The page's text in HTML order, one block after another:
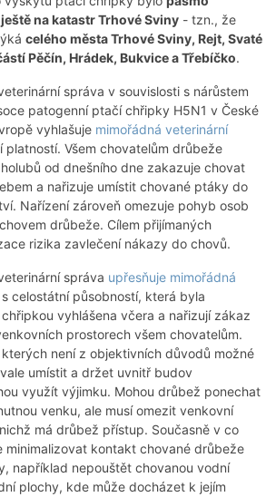
na katastr Trhové Sviny - tzn., že
celého města Trhové Sviny, Rejt, Svaté
Pěčín, Hrádek, Bukvice a Třebíčko.
správa v souvislosti s nárůstem
patogenní ptačí chřipky H5N1 v České
vyhlašuje mimořádná veterinární
Všem chovatelům drůbeže
od dnešního dne zakazuje chovat
a nařizuje umístit chované ptáky do
Nařízení zároveň omezuje pohyb osob
drůbeže. Cílem přijímaných
rizika zavlečení nákazy do chovů.
správa upřesňuje mimořádná
celostátní působností, která byla
vyhlášena včera a nařizují zákaz
prostorech všem chovatelům.
není z objektivních důvodů možné
umístit a držet uvnitř budov
využít výjimku. Mohou drůbež ponechat
venku, ale musí omezit venkovní
má drůbež přístup. Současně v co
minimalizovat kontakt chované drůbeže
například nepouštět chovanou vodní
plochy, kde může docházet k jejím